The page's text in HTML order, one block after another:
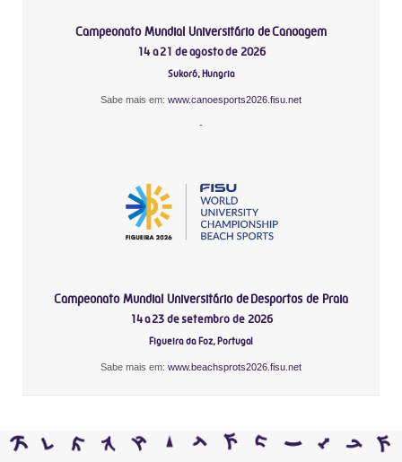
Campeonato Mundial Universitário de Canoagem
14 a 21 de agosto de 2026
Sukoró, Hungria
Sabe mais em: www.canoesports2026.fisu.net
-
Campeonato Mundial Universitário de Desportos de Praia
14 a 23 de setembro de 2026
Figueira da Foz, Portugal
Sabe mais em: www.beachsprots2026.fisu.net